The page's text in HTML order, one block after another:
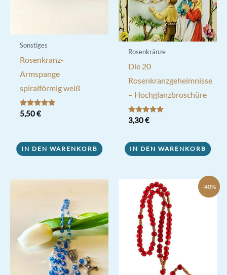
Sonstiges
Rosenkranz-
Armspange
spiralförmig weiß
Bewertet mit
5.00
5,50€
IN DEN WARENKORB
Rosenkränze
Die 20
Rosenkranzgeheimnisse
– Hochglanzbroschüre
Bewertet mit
5.00
3,30€
IN DEN WARENKORB
-40%